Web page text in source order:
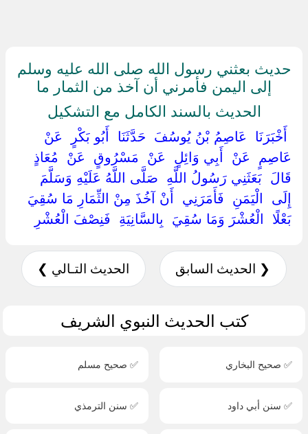
حديث بعثني رسول الله صلى الله عليه وسلم
إلى اليمن فأمرني أن آخذ من الثمار ما
الحديث بالسند الكامل مع التشكيل
‏ ‏أَخْبَرَنَا ‏ ‏عَاصِمُ بْنُ يُوسُفَ ‏ ‏حَدَّثَنَا ‏ ‏أَبُو بَكْرٍ ‏ ‏عَنْ ‏
‏عَاصِمٍ ‏ ‏عَنْ ‏ ‏أَبِي وَائِلٍ ‏ ‏عَنْ ‏ ‏مَسْرُوقٍ ‏ ‏عَنْ ‏ ‏مُعَاذٍ ‏
‏قَالَ ‏ ‏بَعَثَنِي رَسُولُ اللَّهِ ‏ ‏صَلَّى اللَّهُ عَلَيْهِ وَسَلَّمَ ‏
‏إِلَى ‏ ‏الْيَمَنِ ‏ ‏فَأَمَرَنِي ‏ ‏أَنْ آخُذَ مِنْ الثِّمَارِ مَا سُقِيَ ‏
‏بَعْلًا ‏ ‏الْعُشْرَ وَمَا سُقِيَ ‏ ‏بِالسَّانِيَةِ ‏ ‏فَنِصْفَ الْعُشْرِ ‏
❮ الحديث السابق الحديث التـالي ❯
كتب الحديث النبوي الشريف
✅ صحيح البخاري ✅ صحيح مسلم
✅ سنن أبي داود ✅ سنن الترمذي